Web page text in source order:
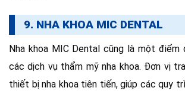
9. NHA KHOA MIC DENTAL
Nha khoa MIC Dental cũng là một
các dịch vụ thẩm mỹ nha khoa. Đơn vị
thiết bị nha khoa tiên tiến, giúp các quy